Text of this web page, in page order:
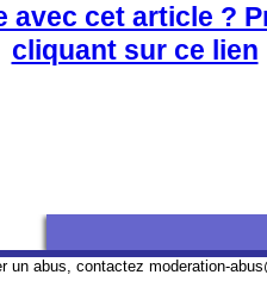
avec cet article ?
cliquant sur ce lien
un abus, contactez moderation-